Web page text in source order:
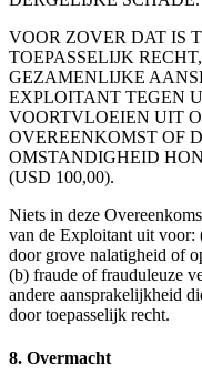
VOOR ZOVER DAT IS
TOEPASSELIJK
GEZAMENLIJKE
EXPLOITANT TEGEN
VOORTVLOEIEN UIT
OVEREENKOMST OF
OMSTANDIGHEID
(USD 100,00).
Niets in deze
van de Exploitant uit voor:
door grove nalatigheid of
(b) fraude of frauduleuze
andere aansprakelijkheid
door toepasselijk recht.
8. Overmacht